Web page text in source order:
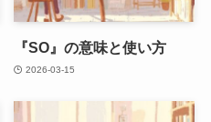
『SO』の意味と使い方
2026-03-15